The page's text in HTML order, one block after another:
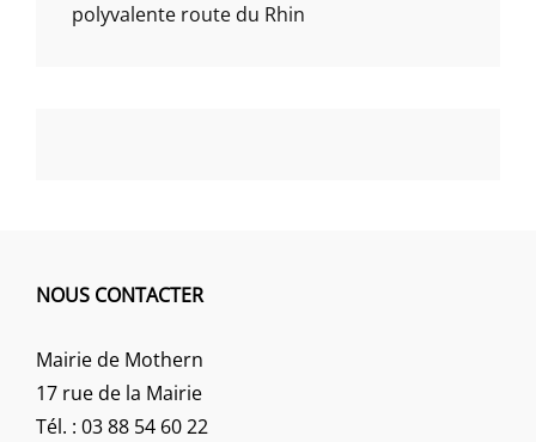
polyvalente route du Rhin
NOUS CONTACTER
Mairie de Mothern
17 rue de la Mairie
Tél. : 03 88 54 60 22